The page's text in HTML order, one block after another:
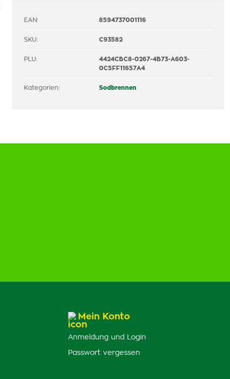
EAN: 8594737001116
SKU: C93582
PLU:
4424CBC8-0267-4B73-A603-
0C5FF11657A4
Kategorien: Sodbrennen
Mein Konto
Anmeldung und Login
Passwort vergessen